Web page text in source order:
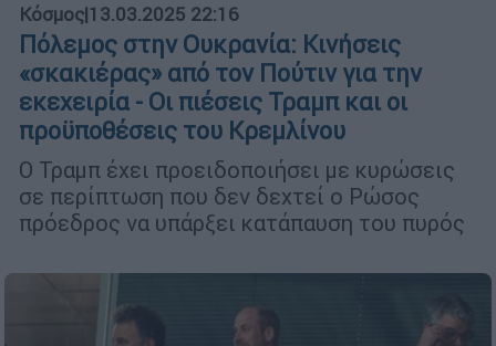
Κόσμος|13.03.2025 22:16
Πόλεμος στην Ουκρανία: Κινήσεις
«σκακιέρας» από τον Πούτιν για την
εκεχειρία - Οι πιέσεις Τραμπ και οι
προϋποθέσεις του Κρεμλίνου
Ο Τραμπ έχει προειδοποιήσει με κυρώσεις
σε περίπτωση που δεν δεχτεί ο Ρώσος
πρόεδρος να υπάρξει κατάπαυση του πυρός